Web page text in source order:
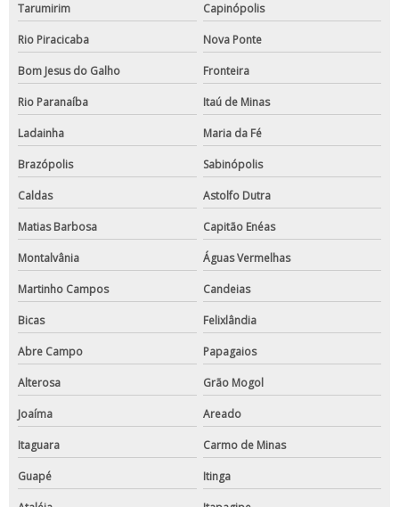
Tarumirim Capinópolis
Rio Piracicaba Nova Ponte
Bom Jesus do Galho Fronteira
Rio Paranaíba Itaú de Minas
Ladainha Maria da Fé
Brazópolis Sabinópolis
Caldas Astolfo Dutra
Matias Barbosa Capitão Enéas
Montalvânia Águas Vermelhas
Martinho Campos Candeias
Bicas Felixlândia
Abre Campo Papagaios
Alterosa Grão Mogol
Joaíma Areado
Itaguara Carmo de Minas
Guapé Itinga